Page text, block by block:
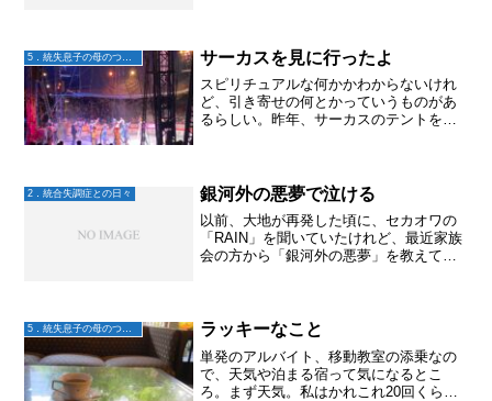
5．統失息子の母のつぶやき サーカスを見に行ったよ
スピリチュアルな何かかわからないけれ
ど、引き寄せの何とかっていうものがあ
るらしい。昨年、サーカスのテントを見
もなんだし。。。もう行...
2．統合失調症との日々 銀河外の悪夢で泣ける
以前、大地が再発した頃に、セカオワの
「RAIN」を聞いていたけれど、最近家族
会の方から「銀河外の悪夢」を教えて頂
る気がして泣けます。
5．統失息子の母のつぶやき ラッキーなこと
単発のアルバイト、移動教室の添乗なの
で、天気や泊まる宿って気になるとこ
ろ。まず天気。私はかれこれ20回くらい